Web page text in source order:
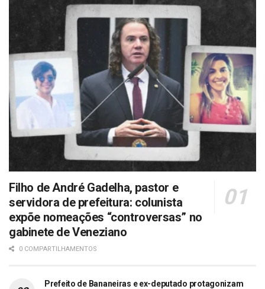
Filho de André Gadelha, pastor e
servidora de prefeitura: colunista
expõe nomeações “controversas” no
gabinete de Veneziano
0 COMPARTILHAMENTOS
Prefeito de Bananeiras e ex-deputado protagonizam